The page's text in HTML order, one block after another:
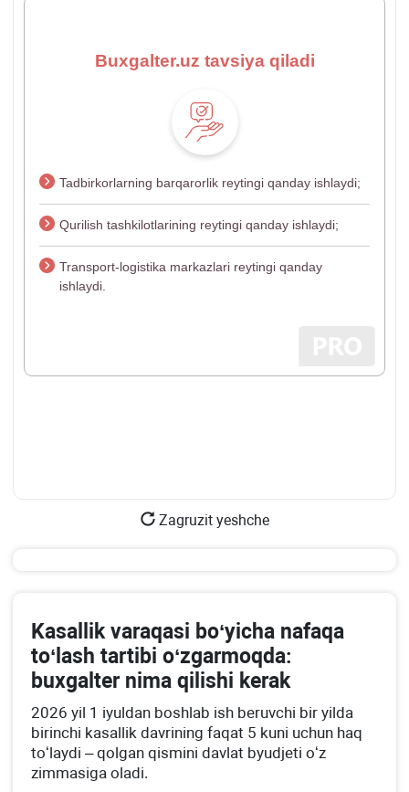
Buxgalter.uz tavsiya qiladi
Tadbirkorlarning barqarorlik reytingi qanday ishlaydi;
Qurilish tashkilotlarining reytingi qanday ishlaydi;
Transport-logistika markazlari reytingi qanday
ishlaydi.
Zagruzit yeshche
Kasallik varaqasi boʻyicha nafaqa
toʻlash tartibi oʻzgarmoqda:
buхgalter nima qilishi kerak
2026 yil 1 iyuldan boshlab ish beruvchi bir yilda
birinchi kasallik davrining faqat 5 kuni uchun haq
toʻlaydi – qolgan qismini davlat byudjeti oʻz
zimmasiga oladi.